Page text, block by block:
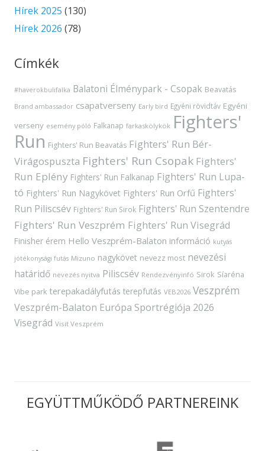
Hírek 2025 (130)
Hírek 2026 (78)
Címkék
#haverokbulifalka Balatoni Élménypark - Csopak Beavatás
Brand ambassador csapatverseny Early bird Egyéni rövidtáv Egyéni
verseny esemény póló Falkanap farkaskölykök Fighters'
Run Fighters' Run Beavatás Fighters' Run Bér-
Virágospuszta Fighters' Run Csopak Fighters'
Run Eplény Fighters' Run Falkanap Fighters' Run Lupa-
tó Fighters' Run Nagykövet Fighters' Run Orfű Fighters'
Run Piliscsév Fighters' Run Sirok Fighters' Run Szentendre
Fighters' Run Veszprém Fighters' Run Visegrád
Finisher érem Hello Veszprém-Balaton információ kutyás
jótékonysági futás Mizuno nagykövet nevezz most nevezési
határidő nevezés nyitva Piliscsév Rendezvényinfó Sirok Síaréna
Vibe park terepakadályfutás terepfutás VEB2026 Veszprém
Veszprém-Balaton Európa Sportrégiója 2026
Visegrád Visit Veszprém
EGYÜTTMŰKÖDŐ PARTNEREINK